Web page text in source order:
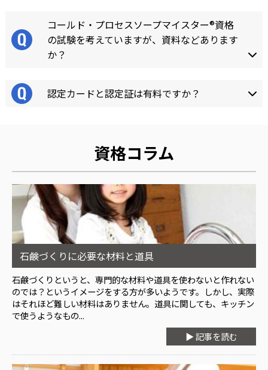
コールド・プロセスソープマイスター®資格
の試験を考えていますが、資料などあります
か？
認定カードと認定証は有料ですか？
資格コラム
石鹸づくりに必要な材料と道具
石鹸づくりというと、専門的な材料や道具を使わないと作れない
のでは？というイメージをする方が多いようです。しかし、実際
はそれほど難しい材料はありません。道具に関しても、キッチン
で使うようなもの...
▶ 記事を読む